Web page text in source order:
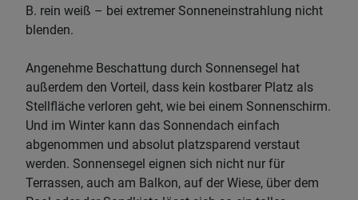
B. rein weiß – bei extremer Sonneneinstrahlung nicht
blenden.
Angenehme Beschattung durch Sonnensegel hat
außerdem den Vorteil, dass kein kostbarer Platz als
Stellfläche verloren geht, wie bei einem Sonnenschirm.
Und im Winter kann das Sonnendach einfach
abgenommen und absolut platzsparend verstaut
werden. Sonnensegel eignen sich nicht nur für
Terrassen, auch am Balkon, auf der Wiese, über dem